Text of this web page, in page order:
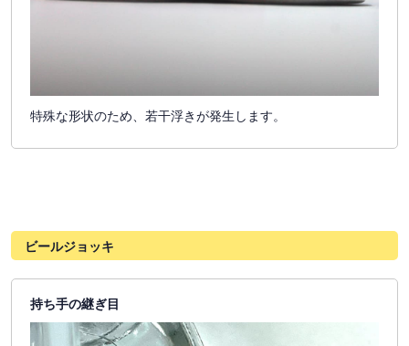
特殊な形状のため、若干浮きが発生します。
ビールジョッキ
持ち手の継ぎ目